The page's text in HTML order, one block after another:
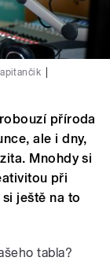
příroda
ale i dny,
Mnohdy si
při
ještě na to
tabla?